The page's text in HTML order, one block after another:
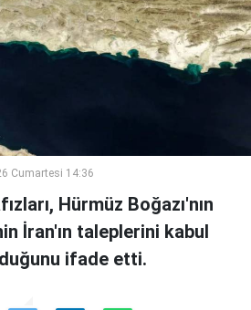
Cumartesi 14:36
Hürmüz Boğazı'nın
İran'ın taleplerini kabul
ifade etti.